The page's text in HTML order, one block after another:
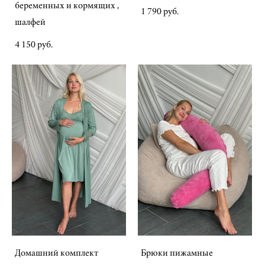
беременных и кормящих ,
шалфей
4 150 pуб.
1 790 pуб.
Домашний комплект
Брюки пижамные